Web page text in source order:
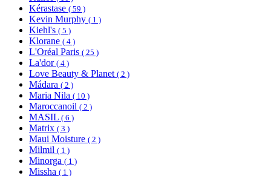
Kérastase ( 59 )
Kevin Murphy ( 1 )
Kiehl's ( 5 )
Klorane ( 4 )
L'Oréal Paris ( 25 )
La'dor ( 4 )
Love Beauty & Planet ( 2 )
Mádara ( 2 )
Maria Nila ( 10 )
Maroccanoil ( 2 )
MASIL ( 6 )
Matrix ( 3 )
Maui Moisture ( 2 )
Milmil ( 1 )
Minorga ( 1 )
Missha ( 1 )